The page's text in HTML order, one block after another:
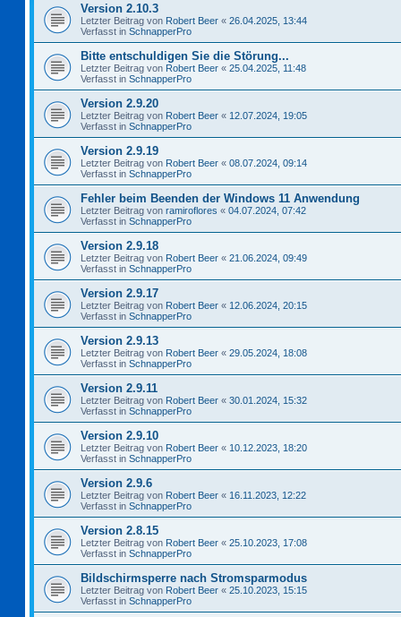
Version 2.10.3
Letzter Beitrag von Robert Beer « 26.04.2025, 13:44
Verfasst in SchnapperPro
Bitte entschuldigen Sie die Störung...
Letzter Beitrag von Robert Beer « 25.04.2025, 11:48
Verfasst in SchnapperPro
Version 2.9.20
Letzter Beitrag von Robert Beer « 12.07.2024, 19:05
Verfasst in SchnapperPro
Version 2.9.19
Letzter Beitrag von Robert Beer « 08.07.2024, 09:14
Verfasst in SchnapperPro
Fehler beim Beenden der Windows 11 Anwendung
Letzter Beitrag von ramiroflores « 04.07.2024, 07:42
Verfasst in SchnapperPro
Version 2.9.18
Letzter Beitrag von Robert Beer « 21.06.2024, 09:49
Verfasst in SchnapperPro
Version 2.9.17
Letzter Beitrag von Robert Beer « 12.06.2024, 20:15
Verfasst in SchnapperPro
Version 2.9.13
Letzter Beitrag von Robert Beer « 29.05.2024, 18:08
Verfasst in SchnapperPro
Version 2.9.11
Letzter Beitrag von Robert Beer « 30.01.2024, 15:32
Verfasst in SchnapperPro
Version 2.9.10
Letzter Beitrag von Robert Beer « 10.12.2023, 18:20
Verfasst in SchnapperPro
Version 2.9.6
Letzter Beitrag von Robert Beer « 16.11.2023, 12:22
Verfasst in SchnapperPro
Version 2.8.15
Letzter Beitrag von Robert Beer « 25.10.2023, 17:08
Verfasst in SchnapperPro
Bildschirmsperre nach Stromsparmodus
Letzter Beitrag von Robert Beer « 25.10.2023, 15:15
Verfasst in SchnapperPro